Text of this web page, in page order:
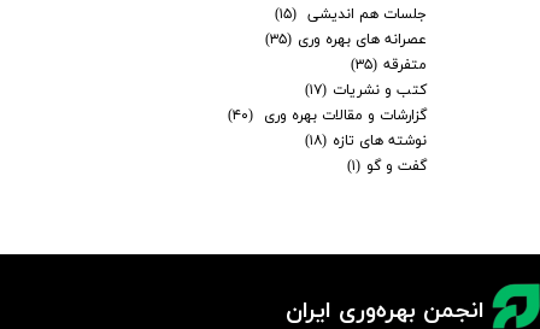
جلسات هم اندیشی (۱۵)
عصرانه های بهره وری (۳۵)
متفرقه (۳۵)
کتب و نشریات (۱۷)
گزارشات و مقالات بهره وری
(۴۰)
نوشته های تازه (۱۸)
گفت و گو (۱)
انجمن بهره‌وری ایران